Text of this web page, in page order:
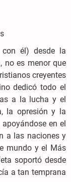
él) desde la
no es menor que
creyentes
dedicó todo el
a la lucha y el
la opresión y la
en el
a las naciones y
mundo y el Más
soportó desde
a tan temprana